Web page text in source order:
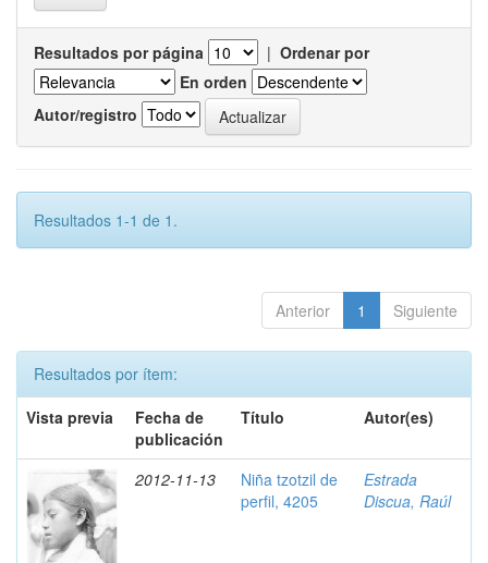
Resultados por página | Ordenar por
En orden
Autor/registro
Resultados 1-1 de 1.
Anterior 1 Siguiente
Resultados por ítem:
Vista previa
Fecha de
publicación
Título Autor(es)
2012-11-13
Niña tzotzil de
perfil, 4205
Estrada
Discua, Raúl